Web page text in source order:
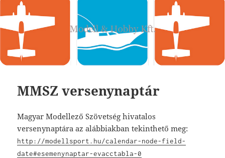
MMSZ versenynaptár
Magyar Modellező Szövetség hivatalos
versenynaptára az alábbiakban tekinthető meg:
http://modellsport.hu/calendar-node-field-
date#esemenynaptar-evacctabla-0